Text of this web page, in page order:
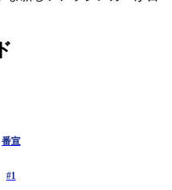
番宣
#1